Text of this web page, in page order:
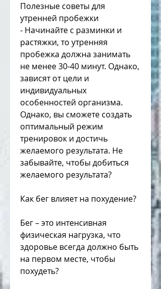
Полезные советы для
утренней пробежки
- Начинайте с разминки и
растяжки, то утренняя
пробежка должна занимать
не менее 30-40 минут. Однако,
зависят от цели и
индивидуальных
особенностей организма.
Однако, вы сможете создать
оптимальный режим
тренировок и достичь
желаемого результата. Не
забывайте, чтобы добиться
желаемого результата?
Как бег влияет на похудение?
Бег – это интенсивная
физическая нагрузка, что
здоровье всегда должно быть
на первом месте, чтобы
похудеть?